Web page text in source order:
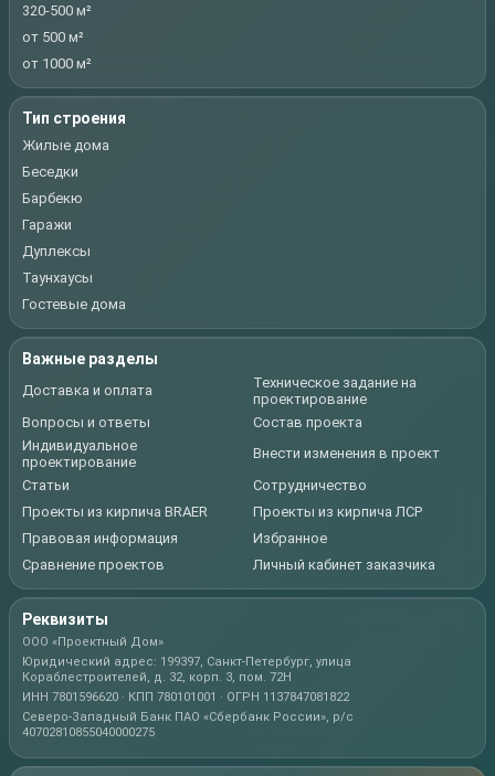
320-500 м²
от 500 м²
от 1000 м²
Тип строения
Жилые дома
Беседки
Барбекю
Гаражи
Дуплексы
Таунхаусы
Гостевые дома
Важные разделы
Доставка и оплата
Техническое задание на
проектирование
Вопросы и ответы
Состав проекта
Индивидуальное
проектирование
Внести изменения в проект
Статьи
Сотрудничество
Проекты из кирпича BRAER
Проекты из кирпича ЛСР
Правовая информация
Избранное
Сравнение проектов
Личный кабинет заказчика
Реквизиты
ООО «Проектный Дом»
Юридический адрес: 199397, Санкт-Петербург, улица
Кораблестроителей, д. 32, корп. 3, пом. 72Н
ИНН 7801596620 · КПП 780101001 · ОГРН 1137847081822
Северо-Западный Банк ПАО «Сбербанк России», р/с
40702810855040000275